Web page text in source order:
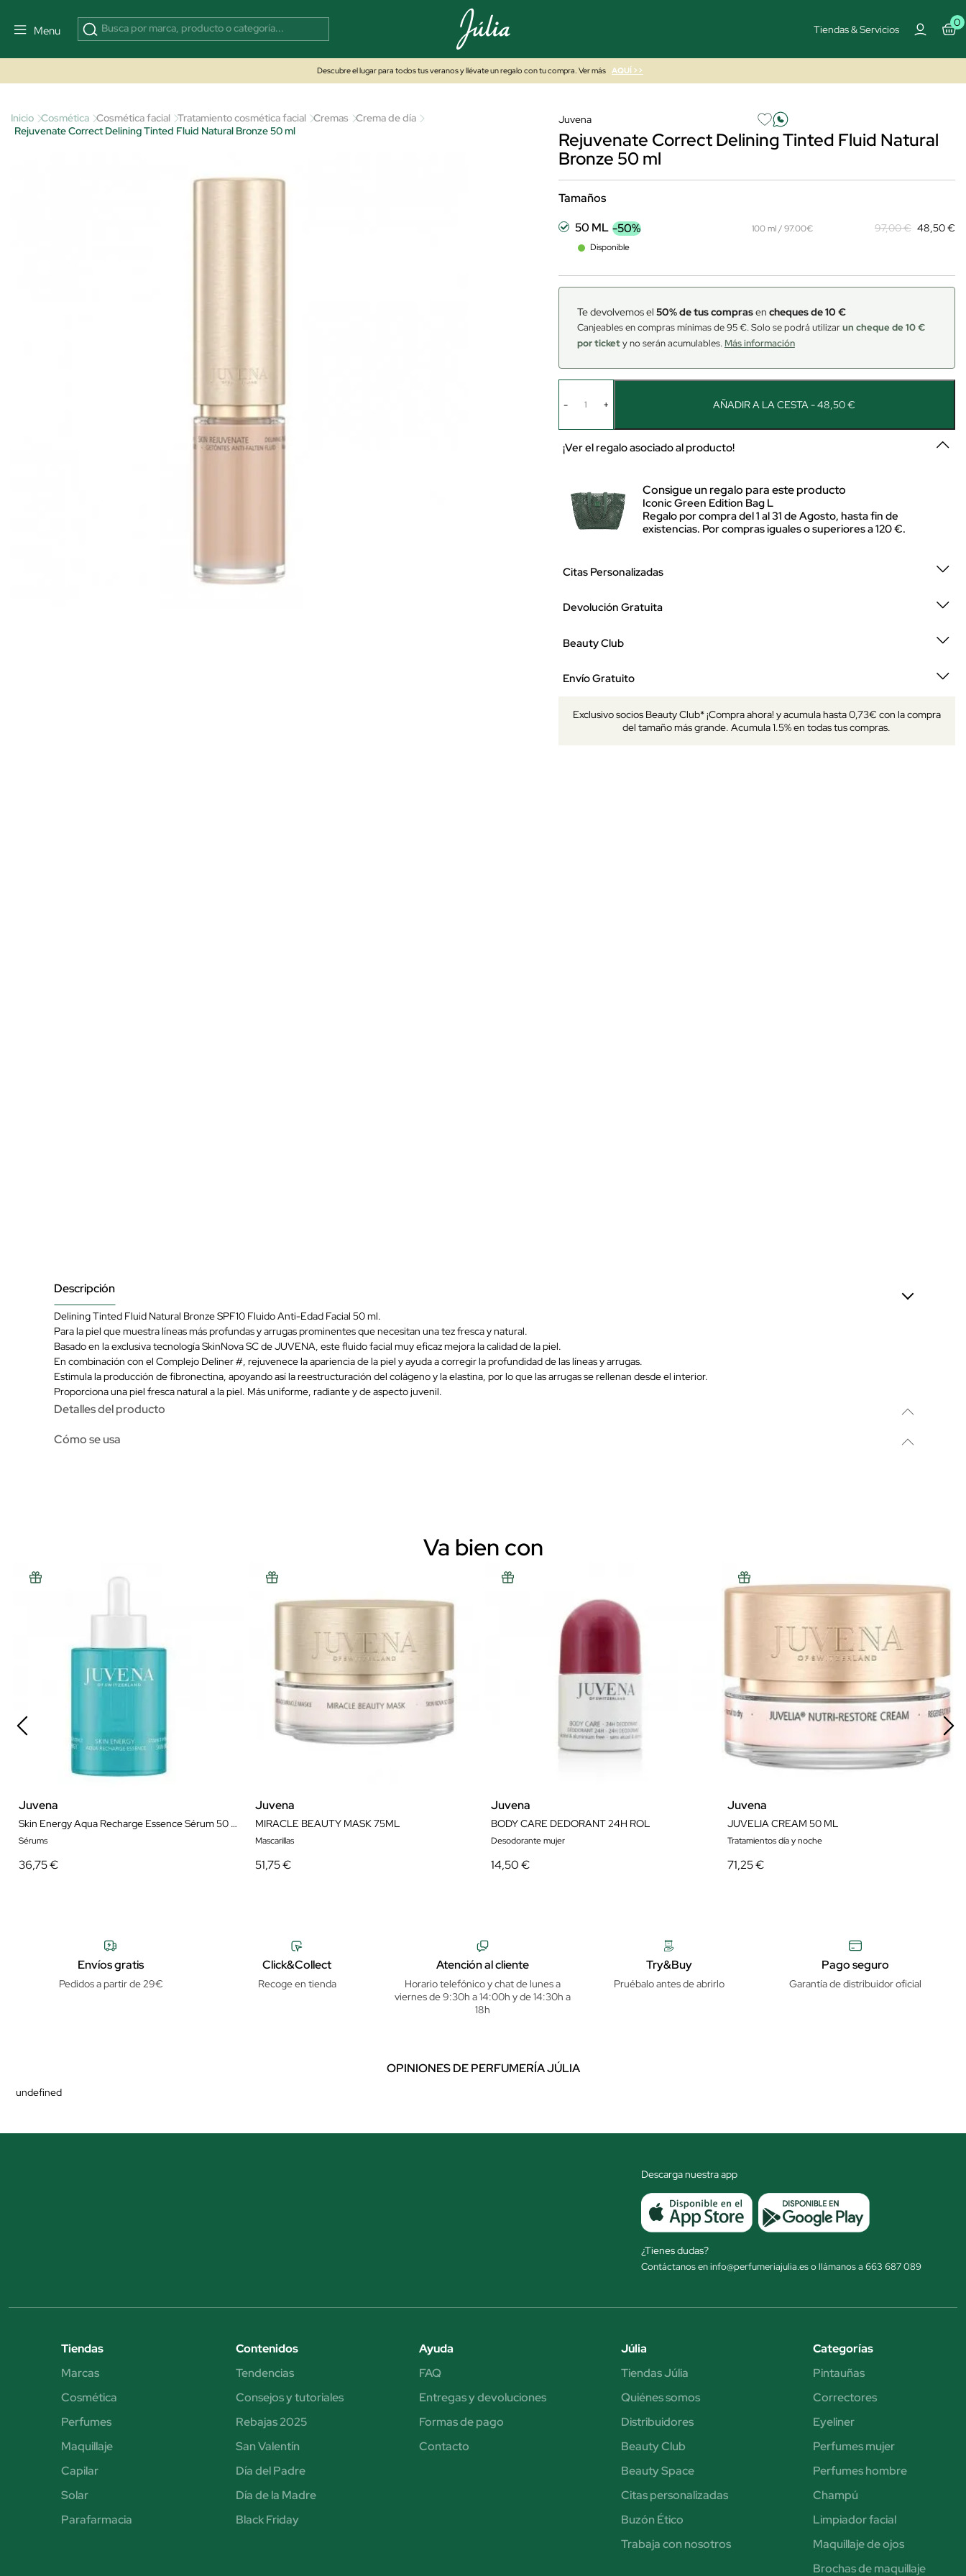
Menu Tiendas & Servicios
0
Descubre el lugar para todos tus veranos y llévate un regalo con tu compra. Ver más AQUÍ >>
Inicio Cosmética Cosmética facial Tratamiento cosmética facial Cremas
Crema de día
Rejuvenate Correct Delining Tinted Fluid Natural Bronze 50 ml
Juvena
Rejuvenate Correct Delining Tinted Fluid Natural
Bronze 50 ml
Tamaños
50 ML -50%
Disponible
100 ml / 97.00€ 97,00 € 48,50 €
Te devolvemos el 50% de tus comprasen cheques de 10 €
Canjeables en compras mínimas de 95 €. Solo se podrá utilizarun cheque de 10 €
por tickety no serán acumulables. Más información
- + AÑADIR A LA CESTA - 48,50 €
¡Ver el regalo asociado al producto!
Consigue un regalo para este producto
Iconic Green Edition Bag L
Regalo por compra del 1 al 31 de Agosto, hasta fin de
existencias. Por compras iguales o superiores a 120 €.
Citas Personalizadas
Devolución Gratuita
Beauty Club
Envío Gratuito
Exclusivo socios Beauty Club* ¡Compra ahora! y acumula hasta 0,73€ con la compra
del tamaño más grande. Acumula 1.5% en todas tus compras.
Descripción
Delining Tinted Fluid Natural Bronze SPF10 Fluido Anti-Edad Facial 50 ml.
Para la piel que muestra líneas más profundas y arrugas prominentes que necesitan una tez fresca y natural.
Basado en la exclusiva tecnología SkinNova SC de JUVENA, este fluido facial muy eficaz mejora la calidad de la piel.
En combinación con el Complejo Deliner #, rejuvenece la apariencia de la piel y ayuda a corregir la profundidad de las líneas y arrugas.
Estimula la producción de fibronectina, apoyando así la reestructuración del colágeno y la elastina, por lo que las arrugas se rellenan desde el interior.
Proporciona una piel fresca natural a la piel. Más uniforme, radiante y de aspecto juvenil.
Detalles del producto
Cómo se usa
Va bien con
Juvena
Skin Energy Aqua Recharge Essence Sérum 50 ml
Sérums
36,75 €
Juvena
MIRACLE BEAUTY MASK 75ML
Mascarillas
51,75 €
Juvena
BODY CARE DEDORANT 24H ROL
Desodorante mujer
14,50 €
Juvena
JUVELIA CREAM 50 ML
Tratamientos día y noche
71,25 €
Envíos gratis
Pedidos a partir de 29€
Click&Collect
Recoge en tienda
Atención al cliente
Horario telefónico y chat de lunes a
viernes de 9:30h a 14:00h y de 14:30h a
18h
Try&Buy
Pruébalo antes de abrirlo
Pago seguro
Garantía de distribuidor oficial
OPINIONES DE PERFUMERÍA JÚLIA
undefined
Descarga nuestra app
¿Tienes dudas?
Contáctanos en info@perfumeriajulia.es o llámanos a 663 687 089
Tiendas
Marcas
Cosmética
Perfumes
Maquillaje
Capilar
Solar
Parafarmacia
Contenidos
Tendencias
Consejos y tutoriales
Rebajas 2025
San Valentín
Día del Padre
Día de la Madre
Black Friday
Ayuda
FAQ
Entregas y devoluciones
Formas de pago
Contacto
Júlia
Tiendas Júlia
Quiénes somos
Distribuidores
Beauty Club
Beauty Space
Citas personalizadas
Buzón Ético
Trabaja con nosotros
Categorías
Pintauñas
Correctores
Eyeliner
Perfumes mujer
Perfumes hombre
Champú
Limpiador facial
Maquillaje de ojos
Brochas de maquillaje